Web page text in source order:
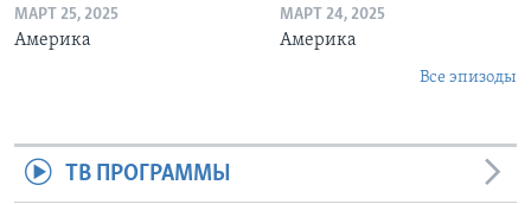
МАРТ 25, 2025
Америка
МАРТ 24, 2025
Америка
Все эпизоды
ТВ ПРОГРАММЫ